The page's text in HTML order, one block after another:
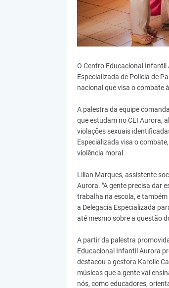
O Centro Educacional Infantil
Especializada de Polícia de
nacional que visa o combate
A palestra da equipe
que estudam no CEI Aurora,
violações sexuais
Especializada visa o
violência moral.
Lilian Marques, assistente
Aurora. "A gente precisa dar
trabalha na escola, e
a Delegacia Especializada
até mesmo sobre a questão
A partir da palestra
Educacional Infantil Aurora
destacou a gestora Karolle
músicas que a gente vai
nós, como educadores,